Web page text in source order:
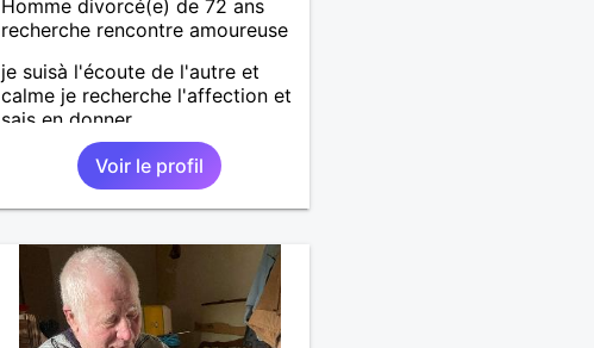
Homme divorcé(e) de 72 ans
recherche rencontre amoureuse
je suisà l'écoute de l'autre et
calme je recherche l'affection et
sais en donner
Voir le profil